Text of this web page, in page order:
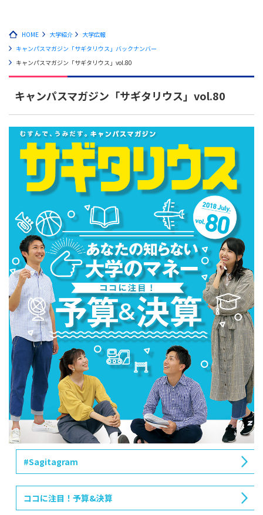
HOME 大学紹介
大学広報
キャンパスマガジン「サギタリウス」バックナンバー
キャンパスマガジン「サギタリウス」vol.80
キャンパスマガジン「サギタリウス」vol.80
#Sagitagram
ココに注目！予算&決算